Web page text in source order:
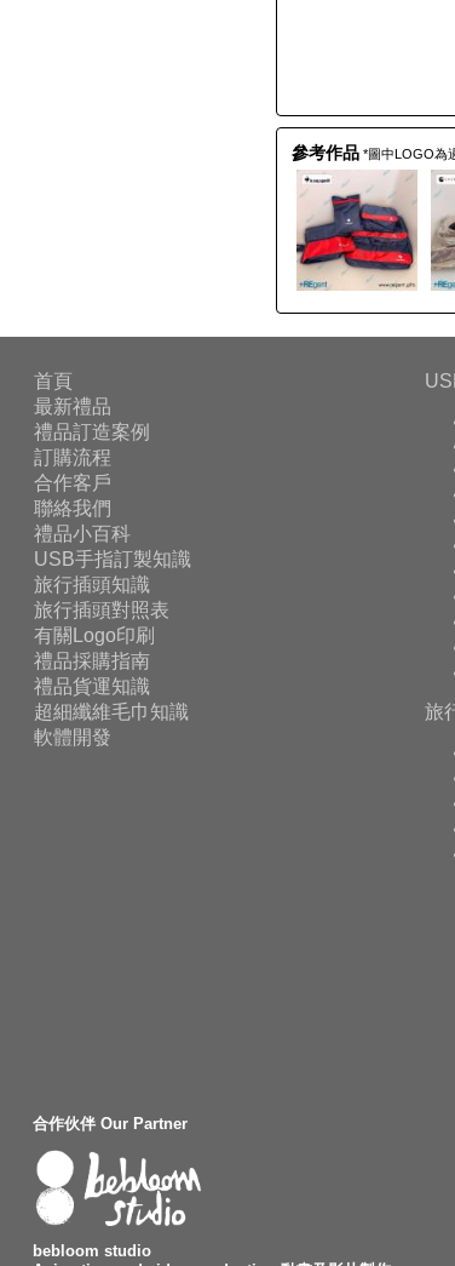
參考作品 *圖中LOGO為
首頁
最新禮品
禮品訂造案例
訂購流程
合作客戶
聯絡我們
禮品小百科
USB手指訂製知識
旅行插頭知識
旅行插頭對照表
有關Logo印刷
禮品採購指南
禮品貨運知識
超細纖維毛巾知識
軟體開發
旅
合作伙伴 Our Partner
bebloom studio